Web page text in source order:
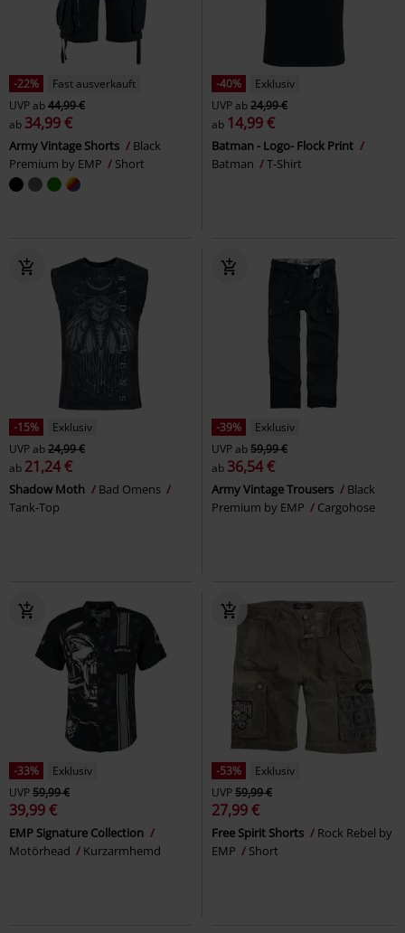
-22%
Fast ausverkauft
UVPab44,99 €
ab 34,99 €
Army Vintage Shorts
Black
Premium by EMP
Short
-40%
Exklusiv
UVPab24,99 €
ab 14,99 €
Batman - Logo- Flock Print
Batman
T-Shirt
-15%
Exklusiv
UVPab24,99 €
ab 21,24 €
Shadow Moth
Bad Omens
Tank-Top
-39%
Exklusiv
UVPab59,99 €
ab 36,54 €
Army Vintage Trousers
Black
Premium by EMP
Cargohose
-33%
Exklusiv
UVP59,99 €
39,99 €
EMP Signature Collection
Motörhead
Kurzarmhemd
-53%
Exklusiv
UVP59,99 €
27,99 €
Free Spirit Shorts
Rock Rebel by
EMP
Short